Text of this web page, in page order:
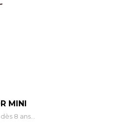
MINI
8 ans...